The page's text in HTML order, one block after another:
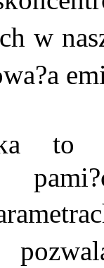
w
to